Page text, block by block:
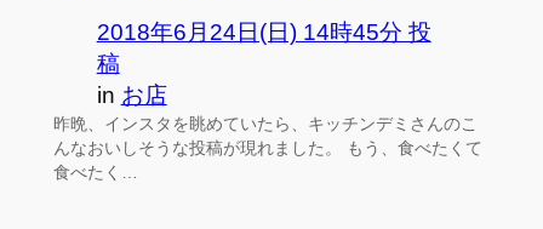
2018年6月24日(日) 14時45分 投
稿
in お店
昨晩、インスタを眺めていたら、キッチンデミさんのこ
んなおいしそうな投稿が現れました。 もう、食べたくて
食べたく…